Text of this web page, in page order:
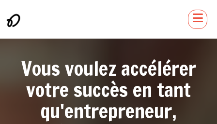
Vous voulez accélérer
votre succès en tant
qu'entrepreneur,